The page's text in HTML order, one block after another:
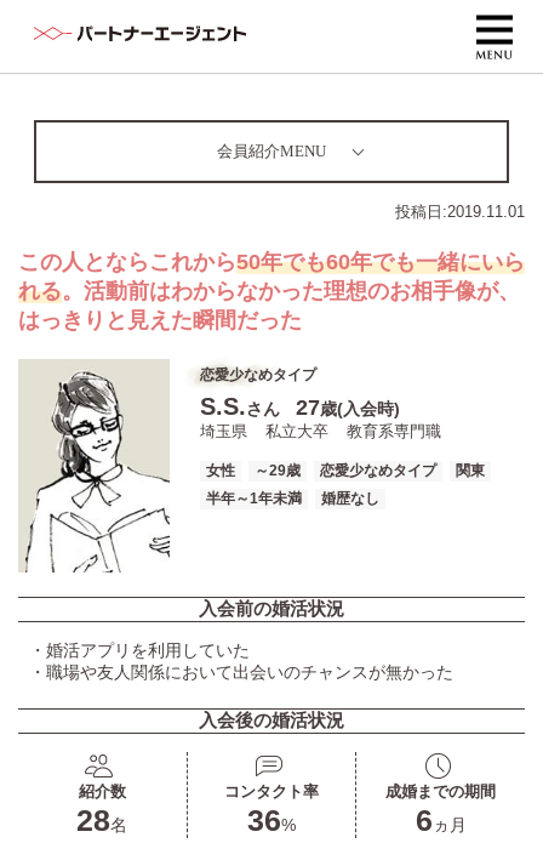
会員紹介MENU
投稿日:2019.11.01
この人とならこれから50年でも60年でも一緒にいら
れる。活動前はわからなかった理想のお相手像が、
はっきりと見えた瞬間だった
恋愛少なめタイプ
S.S.さん 27歳(入会時)
埼玉県 私立大卒 教育系専門職
女性 ～29歳 恋愛少なめタイプ
関東
半年～1年未満
婚歴なし
入会前の婚活状況
・婚活アプリを利用していた
・職場や友人関係において出会いのチャンスが無かった
入会後の婚活状況
紹介数
28名
コンタクト率
36%
成婚までの期間
6 ヵ月